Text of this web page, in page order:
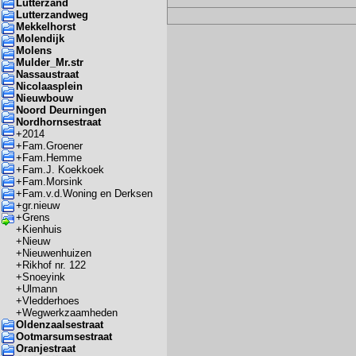
Lutterzand
Lutterzandweg
Mekkelhorst
Molendijk
Molens
Mulder_Mr.str
Nassaustraat
Nicolaasplein
Nieuwbouw
Noord Deurningen
Nordhornsestraat
+2014
+ Fam.Groener
+ Fam.Hemme
+ Fam.J. Koekkoek
+ Fam.Morsink
+ Fam.v.d.Woning en Derksen
+gr.nieuw
+Grens
+ Kienhuis
+ Nieuw
+ Nieuwenhuizen
+ Rikhof nr. 122
+Snoeyink
+Ulmann
+Vledderhoes
+Wegwerkzaamheden
Oldenzaalsestraat
Ootmarsumsestraat
Oranjestraat